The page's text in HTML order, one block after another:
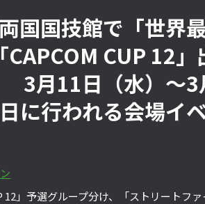
両国国技館で「世界
「CAPCOM CUP 12
3月11日（水）～3
に行われる会場イ
12」予選グループ分け、「ストリートフ